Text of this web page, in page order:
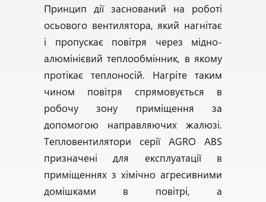
Принцип дії заснований на роботі
осьового вентилятора, який нагнітає
і пропускає повітря через мідно-
алюмінієвий теплообмінник, в якому
протікає теплоносій. Нагріте таким
чином повітря спрямовується в
робочу зону приміщення за
допомогою направляючих жалюзі.
Тепловентилятори серії AGRO ABS
призначені для експлуатації в
приміщеннях з хімічно агресивними
домішками в повітрі, а